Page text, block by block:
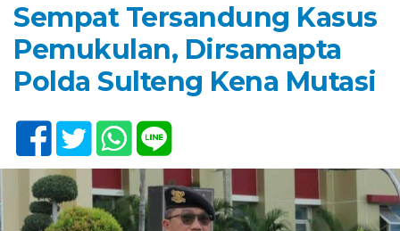
Sempat Tersandung Kasus
Pemukulan, Dirsamapta
Polda Sulteng Kena Mutasi